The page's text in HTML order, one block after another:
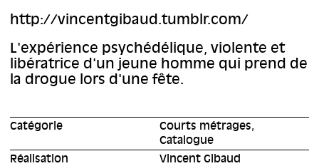
http://vincentgibaud.tumblr.com/
L'expérience psychédélique, violente et
libératrice d'un jeune homme qui prend de
la drogue lors d'une fête.
Catégorie
Courts métrages,
Catalogue
Réalisation
Vincent Gibaud